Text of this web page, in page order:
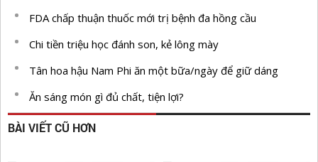
FDA chấp thuận thuốc mới trị bệnh đa hồng cầu
Chi tiền triệu học đánh son, kẻ lông mày
Tân hoa hậu Nam Phi ăn một bữa/ngày để giữ dáng
Ăn sáng món gì đủ chất, tiện lợi?
BÀI VIẾT CŨ HƠN